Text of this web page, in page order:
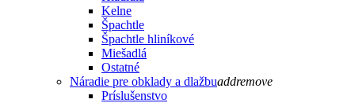
Kelne
Špachtle
Špachtle hliníkové
Miešadlá
Ostatné
Náradie pre obklady a dlažbuaddremove
Príslušenstvo